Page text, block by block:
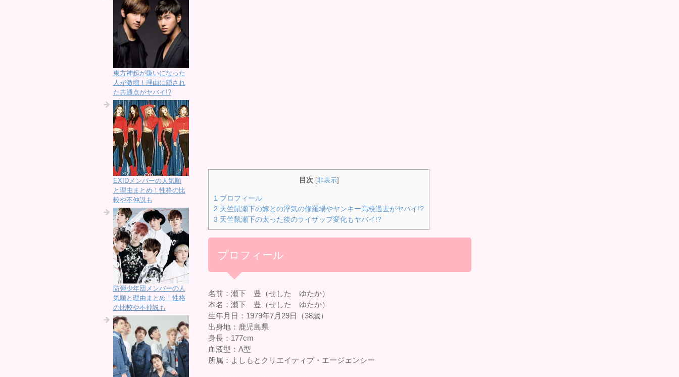
目次 [非表示]
1 プロフィール
2 天竺鼠瀬下の嫁との浮気の修羅場やヤンキー高校過去がヤバイ!?
3 天竺鼠瀬下の太った後のライザップ変化もヤバイ!?
プロフィール
名前：瀬下 豊（せした ゆたか）
本名：瀬下 豊（せした ゆたか）
生年月日：1979年7月29日（38歳）
出身地：鹿児島県
身長：177cm
血液型：A型
所属：よしもとクリエイティブ・エージェンシー
東方神起が嫌いになった
人が激増！理由に隠され
た共通点がヤバイ!?
EXIDメンバーの人気順
と理由まとめ！性格の比
較や不仲説も
防弾少年団メンバーの人
気順と理由まとめ！性格
の比較や不仲説も